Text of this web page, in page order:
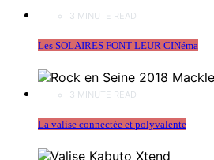
3 MINUTE READ
Les SOLAIRES FONT LEUR CINéma
3 MINUTE READ
La valise connectée et polyvalente